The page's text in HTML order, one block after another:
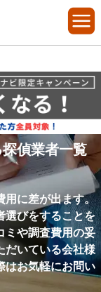
偵業者一覧
用に差が出ます。
選びをすることを
ミや調査費用の妥
だいている会社様
はお気軽にお問い